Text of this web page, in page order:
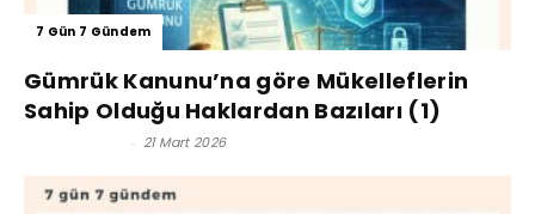
7 Gün 7 Gündem
Gümrük Kanunu’na göre Mükelleflerin
Sahip Olduğu Haklardan Bazıları (1)
- 21 Mart 2026